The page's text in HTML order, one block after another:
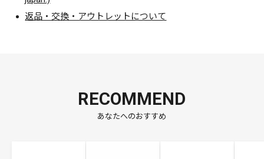
返品・交換・アウトレットについて
RECOMMEND
あなたへのおすすめ